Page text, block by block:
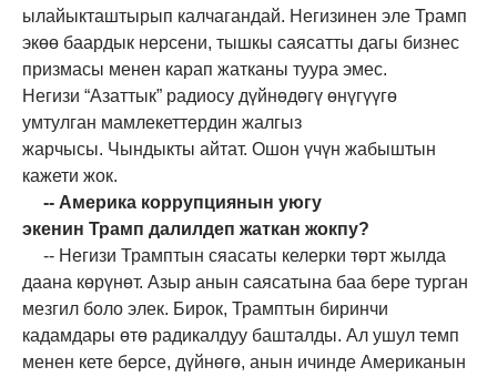
ылайыкташтырып калчагандай. Негизинен эле Трамп
экөө баардык нерсени, тышкы саясатты дагы бизнес
призмасы менен карап жатканы туура эмес.
Негизи “Азаттык” радиосу дүйнөдөгү өнүгүүгө
умтулган мамлекеттердин жалгыз
жарчысы. Ч ындыкты айтат. Ошон үчүн жабыштын
кажети жок.
-- Америка коррупциянын уюгу
экенин Трамп далилдеп жаткан жокпу?
-- Негизи Трамптын сяасаты келерки төрт жылда
даана көрүнөт. Азыр анын саясатына баа бере турган
мезгил боло элек. Бирок, Трамптын биринчи
кадамдары өтө радикалдуу башталды. Ал ушул темп
менен кете берсе, дүйнөгө, анын ичинде Американын